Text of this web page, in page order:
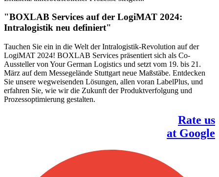
"BOXLAB Services auf der LogiMAT 2024:
Intralogistik neu definiert"
Tauchen Sie ein in die Welt der Intralogistik-Revolution auf der
LogiMAT 2024! BOXLAB Services präsentiert sich als Co-
Aussteller von Your German Logistics und setzt vom 19. bis 21.
März auf dem Messegelände Stuttgart neue Maßstäbe. Entdecken
Sie unsere wegweisenden Lösungen, allen voran LabelPlus, und
erfahren Sie, wie wir die Zukunft der Produktverfolgung und
Prozessoptimierung gestalten.
Rate us
at Google